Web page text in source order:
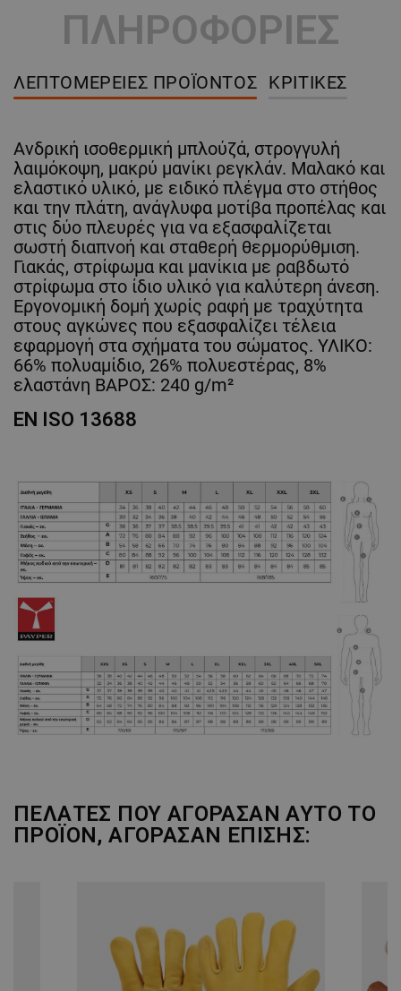
ΠΛΗΡΟΦΟΡΙΕΣ
ΛΕΠΤΟΜΈΡΕΙΕΣ ΠΡΟΪΌΝΤΟΣ ΚΡΙΤΙΚΈΣ
Ανδρική ισοθερμική μπλούζά, στρογγυλή
λαιμόκοψη, μακρύ μανίκι ρεγκλάν. Μαλακό και
ελαστικό υλικό, με ειδικό πλέγμα στο στήθος
και την πλάτη, ανάγλυφα μοτίβα προπέλας και
στις δύο πλευρές για να εξασφαλίζεται
σωστή διαπνοή και σταθερή θερμορύθμιση.
Γιακάς, στρίφωμα και μανίκια με ραβδωτό
στρίφωμα στο ίδιο υλικό για καλύτερη άνεση.
Εργονομική δομή χωρίς ραφή με τραχύτητα
στους αγκώνες που εξασφαλίζει τέλεια
εφαρμογή στα σχήματα του σώματος. ΥΛΙΚΟ:
66% πολυαμίδιο, 26% πολυεστέρας, 8%
ελαστάνη ΒΑΡΟΣ: 240 g/m²
EN ISO 13688
ΠΕΛΆΤΕΣ ΠΟΥ ΑΓΌΡΑΣΑΝ ΑΥΤΌ ΤΟ
ΠΡΟΪΌΝ, ΑΓΌΡΑΣΑΝ ΕΠΊΣΗΣ: